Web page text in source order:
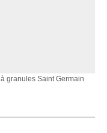
granules Saint Germain